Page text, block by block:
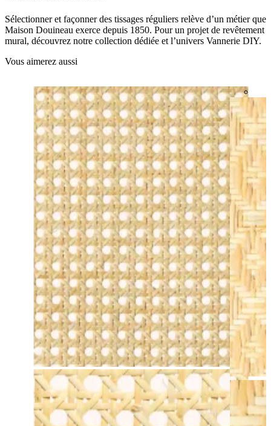
Sélectionner et façonner des tissages réguliers relève d’un métier que
Maison Douineau exerce depuis 1850. Pour un projet de revêtement
mural, découvrez notre collection dédiée et l’univers Vannerie DIY.
Vous aimerez aussi